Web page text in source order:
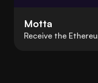
Motta
Receive the